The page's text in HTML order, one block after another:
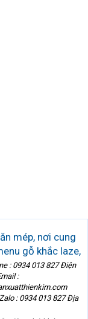
mép, nơi cung
gỗ khắc laze,
: 0934 013 827 Điện
:
: 0934 013 827 Địa